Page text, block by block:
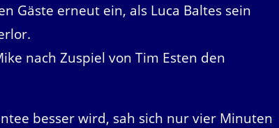
Gäste erneut ein, als Luca Baltes sein
nach Zuspiel von Tim Esten den
besser wird, sah sich nur vier Minuten